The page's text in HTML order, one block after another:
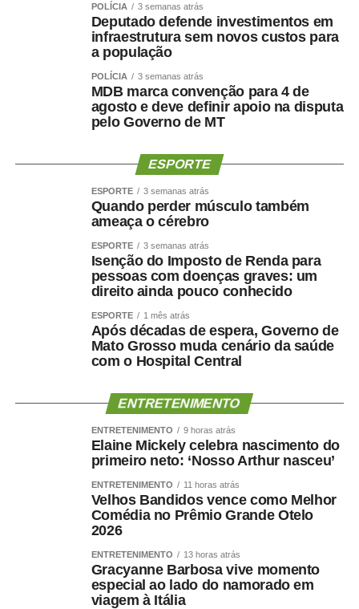
Kelluby de Oliveira, atribuiu os resultados ao trabalho
integrado das equipes e ao fortalecimento da gestão
“O protagonismo do HMC é resultado do empenho diário
de equipes multiprofissionais altamente qualificadas e de
uma gestão comprometida com a eficiência e a
humanização da assistência. Além de sermos referência
queimados, temos ampliado a oferta de cirurgias eletivas
e procedimentos especializados, garantindo mais acesso
e qualidade no atendimento prestado aos usuários do
SUS”, destacou.
Referência estadual em urgência, emergência,
politrauma, traumato-ortopedia e tratamento de
queimados, por meio do Centro de Tratamento de
Queimados (CTQ), o HMC funciona em regime de portas
abertas para atendimentos de urgência e emergência.
A unidade dispõe de enfermarias adulta e infantil,
Hospital Dia, centros cirúrgicos, salas de medicação e
estrutura completa para assistência ambulatorial e
Nos últimos meses, o hospital também ampliou a oferta
de procedimentos especializados. Entre junho e julho,
iniciou um mutirão de cirurgias de vesícula por
videolaparoscopia, com previsão de 30 procedimentos
para reduzir a fila de espera do Sistema Único de Saúde
Outra ação inédita colocou Cuiabá em destaque no
cenário nacional. O HMC promoveu um mutirão exclusivo
de cirurgias reparadoras para vítimas de queimaduras
POLÍCIA 3 semanas atrás
Deputado defende investimentos em
infraestrutura sem novos custos para
a população
POLÍCIA 3 semanas atrás
MDB marca convenção para 4 de
agosto e deve definir apoio na disputa
pelo Governo de MT
ESPORTE
ESPORTE 3 semanas atrás
Quando perder músculo também
ameaça o cérebro
ESPORTE 3 semanas atrás
Isenção do Imposto de Renda para
pessoas com doenças graves: um
direito ainda pouco conhecido
ESPORTE 1 mês atrás
Após décadas de espera, Governo de
Mato Grosso muda cenário da saúde
com o Hospital Central
ENTRETENIMENTO
ENTRETENIMENTO 9 horas atrás
Elaine Mickely celebra nascimento do
primeiro neto: ‘Nosso Arthur nasceu’
ENTRETENIMENTO 11 horas atrás
Velhos Bandidos vence como Melhor
Comédia no Prêmio Grande Otelo
2026
ENTRETENIMENTO 13 horas atrás
Gracyanne Barbosa vive momento
especial ao lado do namorado em
viagem à Itália